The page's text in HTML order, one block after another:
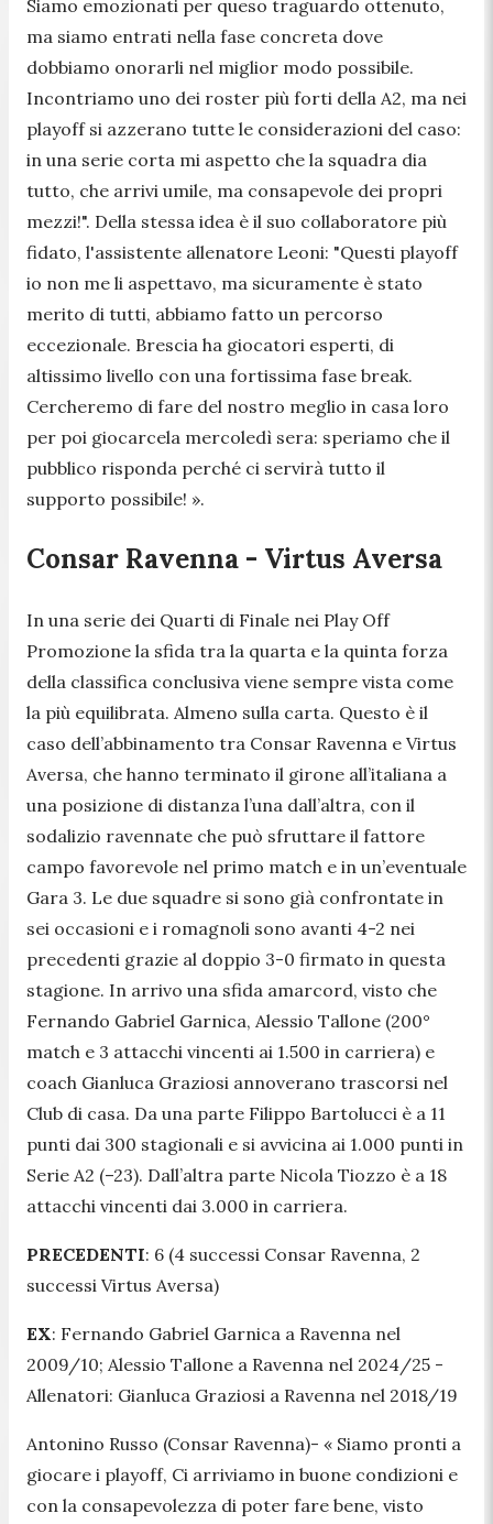
Siamo emozionati per queso traguardo ottenuto,
ma siamo entrati nella fase concreta dove
dobbiamo onorarli nel miglior modo possibile.
Incontriamo uno dei roster più forti della A2, ma nei
playoff si azzerano tutte le considerazioni del caso:
in una serie corta mi aspetto che la squadra dia
tutto, che arrivi umile, ma consapevole dei propri
mezzi!". Della stessa idea è il suo collaboratore più
fidato, l'assistente allenatore Leoni: "Questi playoff
io non me li aspettavo, ma sicuramente è stato
merito di tutti, abbiamo fatto un percorso
eccezionale. Brescia ha giocatori esperti, di
altissimo livello con una fortissima fase break.
Cercheremo di fare del nostro meglio in casa loro
per poi giocarcela mercoledì sera: speriamo che il
pubblico risponda perché ci servirà tutto il
supporto possibile! ».
Consar Ravenna - Virtus Aversa
In una serie dei Quarti di Finale nei Play Off
Promozione la sfida tra la quarta e la quinta forza
della classifica conclusiva viene sempre vista come
la più equilibrata. Almeno sulla carta. Questo è il
caso dell’abbinamento tra Consar Ravenna e Virtus
Aversa, che hanno terminato il girone all’italiana a
una posizione di distanza l’una dall’altra, con il
sodalizio ravennate che può sfruttare il fattore
campo favorevole nel primo match e in un’eventuale
Gara 3. Le due squadre si sono già confrontate in
sei occasioni e i romagnoli sono avanti 4-2 nei
precedenti grazie al doppio 3-0 firmato in questa
stagione. In arrivo una sfida amarcord, visto che
Fernando Gabriel Garnica, Alessio Tallone (200°
match e 3 attacchi vincenti ai 1.500 in carriera) e
coach Gianluca Graziosi annoverano trascorsi nel
Club di casa. Da una parte Filippo Bartolucci è a 11
punti dai 300 stagionali e si avvicina ai 1.000 punti in
Serie A2 (–23). Dall’altra parte Nicola Tiozzo è a 18
attacchi vincenti dai 3.000 in carriera.
PRECEDENTI: 6 (4 successi Consar Ravenna, 2
successi Virtus Aversa)
EX: Fernando Gabriel Garnica a Ravenna nel
2009/10; Alessio Tallone a Ravenna nel 2024/25 -
Allenatori: Gianluca Graziosi a Ravenna nel 2018/19
Antonino Russo (Consar Ravenna)- « Siamo pronti a
giocare i playoff, Ci arriviamo in buone condizioni e
con la consapevolezza di poter fare bene, visto